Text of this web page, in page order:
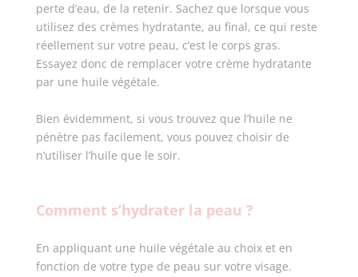
perte d’eau, de la retenir. Sachez que lorsque vous
utilisez des crèmes hydratante, au final, ce qui reste
réellement sur votre peau, c’est le corps gras.
Essayez donc de remplacer votre crème hydratante
par une huile végétale.
Bien évidemment, si vous trouvez que l’huile ne
pénètre pas facilement, vous pouvez choisir de
n’utiliser l’huile que le soir.
Comment s’hydrater la peau ?
En appliquant une huile végétale au choix et en
fonction de votre type de peau sur votre visage.